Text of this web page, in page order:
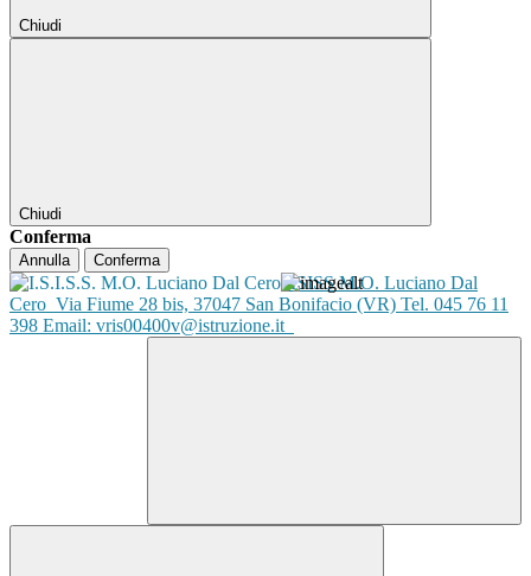
Chiudi
Chiudi
Conferma
Annulla Conferma
ISISS M.O. Luciano Dal
Cero Via Fiume 28 bis, 37047 San Bonifacio (VR) Tel. 045 76 11
398 Email: vris00400v@istruzione.it